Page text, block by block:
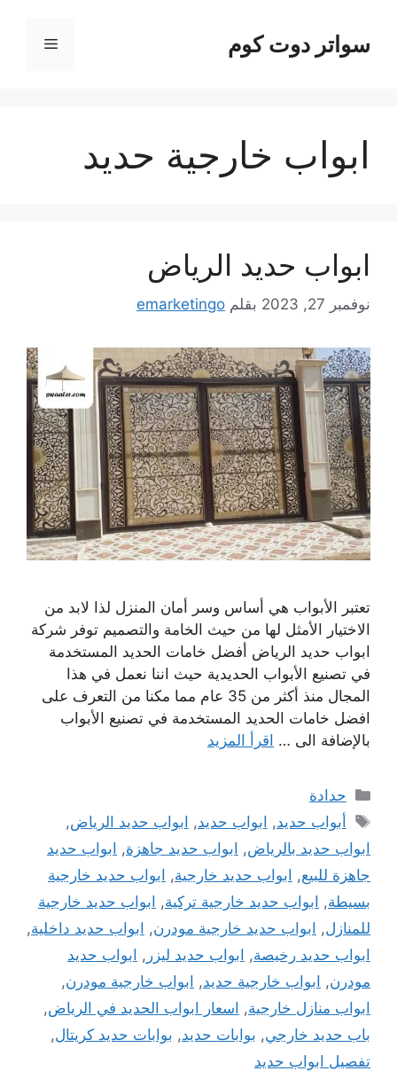
المحتوىسواتر دوت كوم القائمة
ابواب خارجية حديد
ابواب حديد الرياض
نوفمبر 27, 2023 بقلم emarketingo
تعتبر الأبواب هي أساس وسر أمان المنزل لذا لابد من
الاختيار الأمثل لها من حيث الخامة والتصميم توفر شركة
ابواب حديد الرياض أفضل خامات الحديد المستخدمة
في تصنيع الأبواب الحديدية حيث اننا نعمل في هذا
المجال منذ أكثر من 35 عام مما مكنا من التعرف على
افضل خامات الحديد المستخدمة في تصنيع الأبواب
بالإضافة الى … اقرأ المزيد
التصنيفات
حدادة
الوسوم
أبواب حديد, ابواب حديد, ابواب حديد الرياض,
ابواب حديد بالرياض, ابواب حديد جاهزة, ابواب حديد
جاهزة للبيع, ابواب حديد خارجية, ابواب حديد خارجية
بسيطة, ابواب حديد خارجية تركية, ابواب حديد خارجية
للمنازل, ابواب حديد خارجية مودرن, ابواب حديد داخلية,
ابواب حديد رخيصة, ابواب حديد ليزر , ابواب حديد
مودرن, ابواب خارجية حديد, ابواب خارجية مودرن,
ابواب منازل خارجية, اسعار ابواب الحديد في الرياض,
باب حديد خارجي, بوابات حديد, بوابات حديد كريتال,
تفصيل ابواب حديد